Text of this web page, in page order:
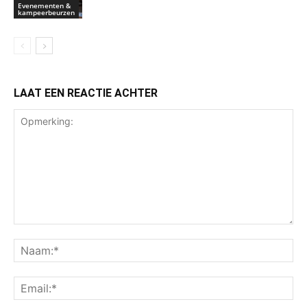
Evenementen &
kampeerbeurzen
LAAT EEN REACTIE ACHTER